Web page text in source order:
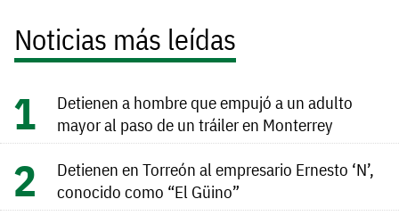
Noticias más leídas
Detienen a hombre que empujó a un adulto
mayor al paso de un tráiler en Monterrey
Detienen en Torreón al empresario Ernesto ‘N’,
conocido como “El Güino”